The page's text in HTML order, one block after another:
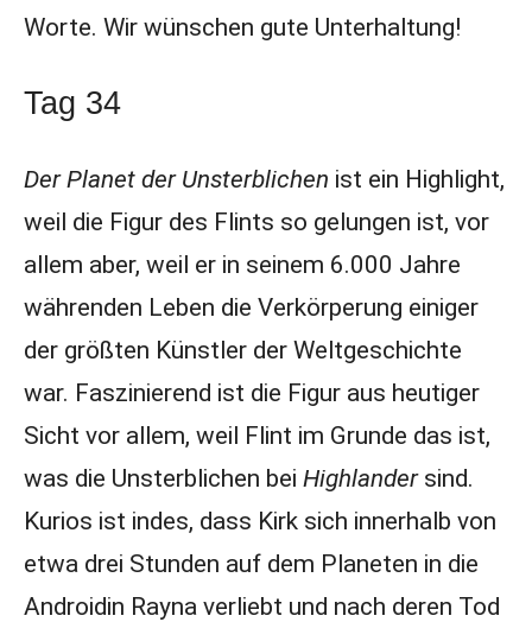
Worte. Wir wünschen gute Unterhaltung!
Tag 34
Der Planet der Unsterblichen ist ein Highlight,
weil die Figur des Flints so gelungen ist, vor
allem aber, weil er in seinem 6.000 Jahre
währenden Leben die Verkörperung einiger
der größten Künstler der Weltgeschichte
war. Faszinierend ist die Figur aus heutiger
Sicht vor allem, weil Flint im Grunde das ist,
was die Unsterblichen bei Highlandersind.
Kurios ist indes, dass Kirk sich innerhalb von
etwa drei Stunden auf dem Planeten in die
Androidin Rayna verliebt und nach deren Tod